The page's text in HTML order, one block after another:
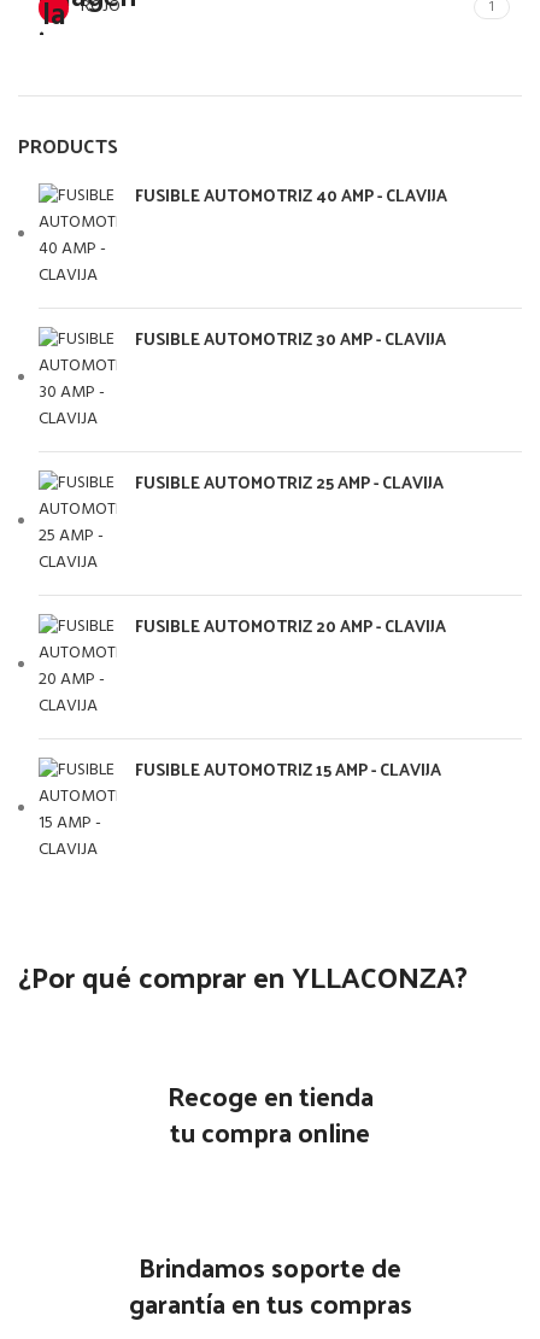
ROJO 1
PRODUCTS
FUSIBLE AUTOMOTRIZ 40 AMP - CLAVIJA
FUSIBLE AUTOMOTRIZ 30 AMP - CLAVIJA
FUSIBLE AUTOMOTRIZ 25 AMP - CLAVIJA
FUSIBLE AUTOMOTRIZ 20 AMP - CLAVIJA
FUSIBLE AUTOMOTRIZ 15 AMP - CLAVIJA
¿Por qué comprar en YLLACONZA?
Recoge en tienda
tu compra online
Brindamos soporte de
garantía en tus compras